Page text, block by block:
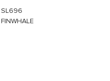
SL696
FINWHALE